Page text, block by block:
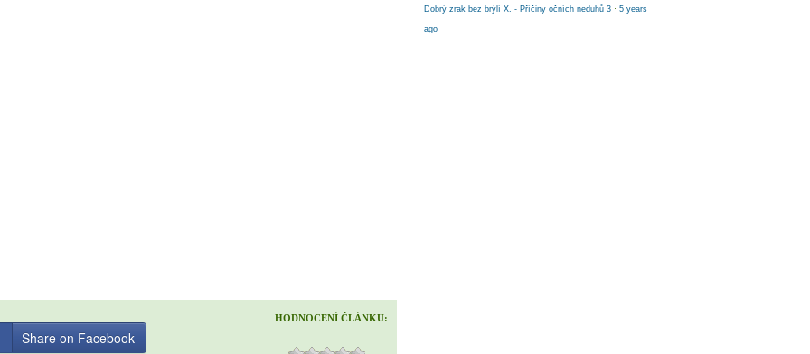
HODNOCENÍ ČLÁNKU:
Share on Facebook
Dobrý zrak bez brýlí X. - Příčiny očních neduhů 3 · 5 years
ago